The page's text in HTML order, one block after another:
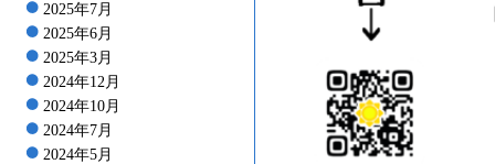
2025年7月
2025年6月
2025年3月
2024年12月
2024年10月
2024年7月
2024年5月